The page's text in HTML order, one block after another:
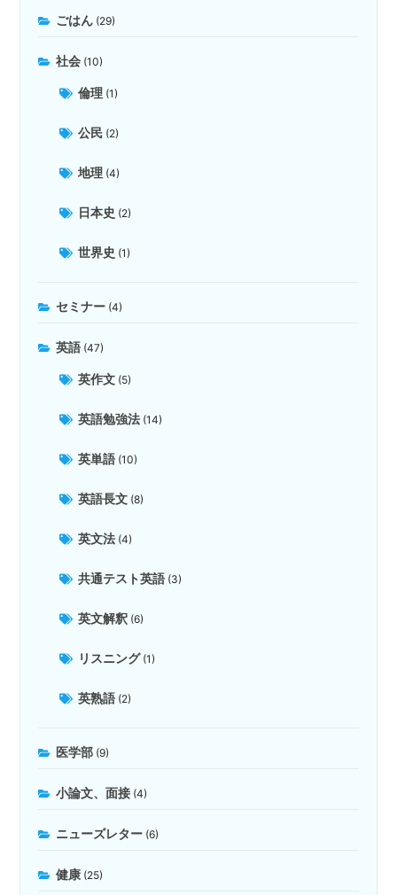
ごはん (29)
社会 (10)
倫理 (1)
公民 (2)
地理 (4)
日本史 (2)
世界史 (1)
セミナー (4)
英語 (47)
英作文 (5)
英語勉強法 (14)
英単語 (10)
英語長文 (8)
英文法 (4)
共通テスト英語 (3)
英文解釈 (6)
リスニング(1)
英熟語 (2)
医学部 (9)
小論文、面接 (4)
ニューズレター (6)
健康 (25)